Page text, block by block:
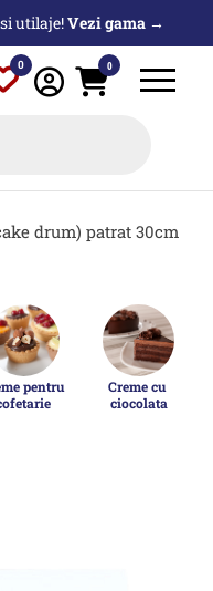
utilaje!Vezi gama →
0 0
drum) patrat 30cm
pentru
Creme cu
ciocolata